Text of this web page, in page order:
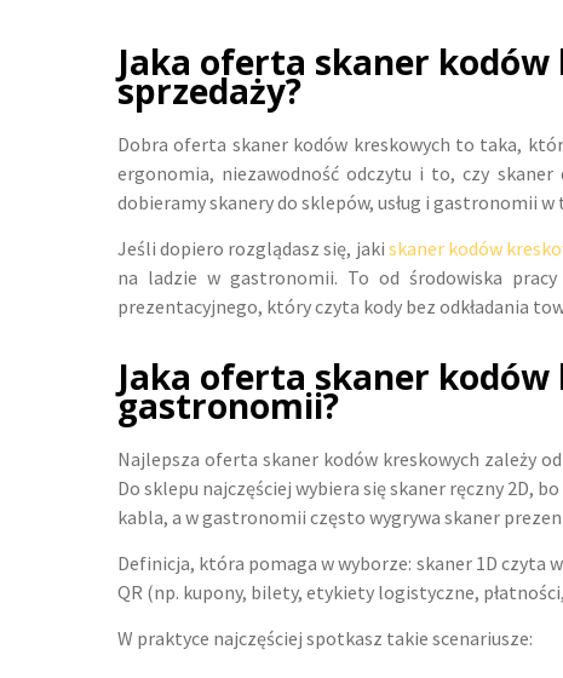
Jaka oferta skaner
sprzedaży?
Dobra oferta skaner kodów kreskowych to taka,
ergonomia, niezawodność odczytu i to, czy skaner
dobieramy skanery do sklepów, usług i gastronomii w
Jeśli dopiero rozglądasz się, jaki skaner kodów
na ladzie w gastronomii. To od środowiska
prezentacyjnego, który czyta kody bez odkładania
Jaka oferta skaner
gastronomii?
Najlepsza oferta skaner kodów kreskowych zależy
Do sklepu najczęściej wybiera się skaner ręczny 2D,
kabla, a w gastronomii często wygrywa skaner
Definicja, która pomaga w wyborze: skaner 1D czyta
QR (np. kupony, bilety, etykiety logistyczne,
W praktyce najczęściej spotkasz takie scenariusze: